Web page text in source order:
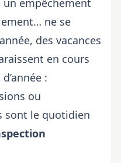
empêchement
ne se
des vacances
en cours
:
ou
sont le quotidien